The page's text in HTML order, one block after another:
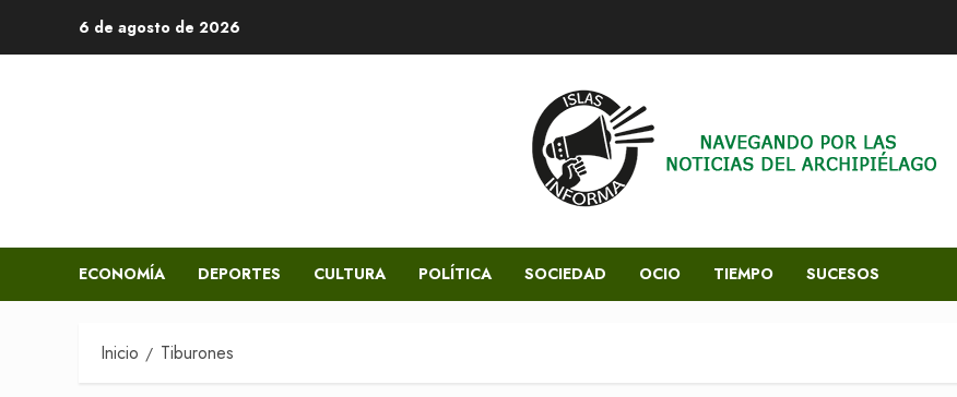
6 de agosto de 2026
ECONOMÍA DEPORTES CULTURA POLÍTICA SOCIEDAD OCIO TIEMPO SUCESOS
Inicio Tiburones